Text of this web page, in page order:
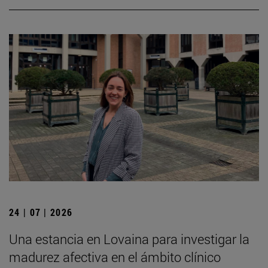
24 | 07 | 2026
Una estancia en Lovaina para investigar la
madurez afectiva en el ámbito clínico